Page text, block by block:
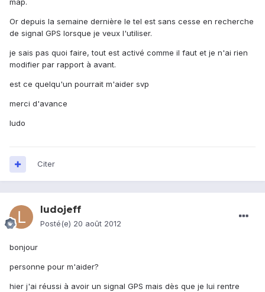
map.
Or depuis la semaine dernière le tel est sans cesse en recherche
de signal GPS lorsque je veux l'utiliser.
je sais pas quoi faire, tout est activé comme il faut et je n'ai rien
modifier par rapport à avant.
est ce quelqu'un pourrait m'aider svp
merci d'avance
ludo
Citer
ludojeff
Posté(e) 20 août 2012
bonjour
personne pour m'aider?
hier j'ai réussi à avoir un signal GPS mais dès que je lui rentre